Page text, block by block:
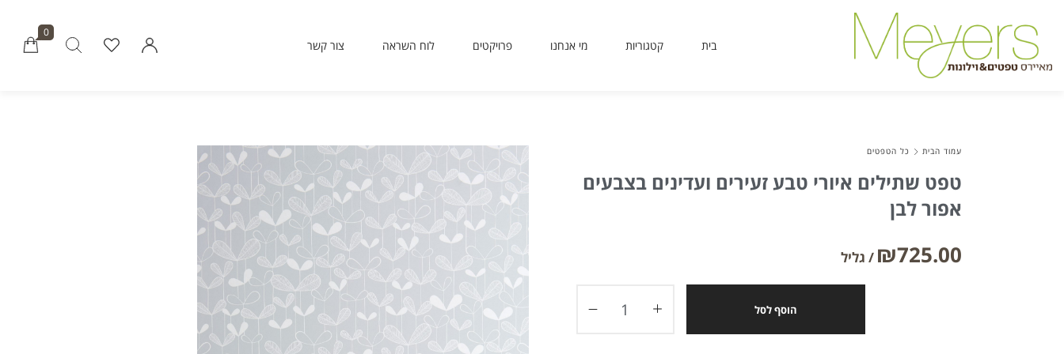
even hire freelancers. With an industry-leading
marketplace paired with an unlimited
subscription service, Envato helps creatives
like you get projects done faster.
About Envato
Careers
Community
Blog
בית קטגוריות מי אנחנו פרויקטים לוח השראה צור קשר
0
עמוד הבית כל הטפטים
טפט שתילים איורי טבע זעירים ועדינים בצבעים
אפור לבן
₪725.00
הוסף לסל